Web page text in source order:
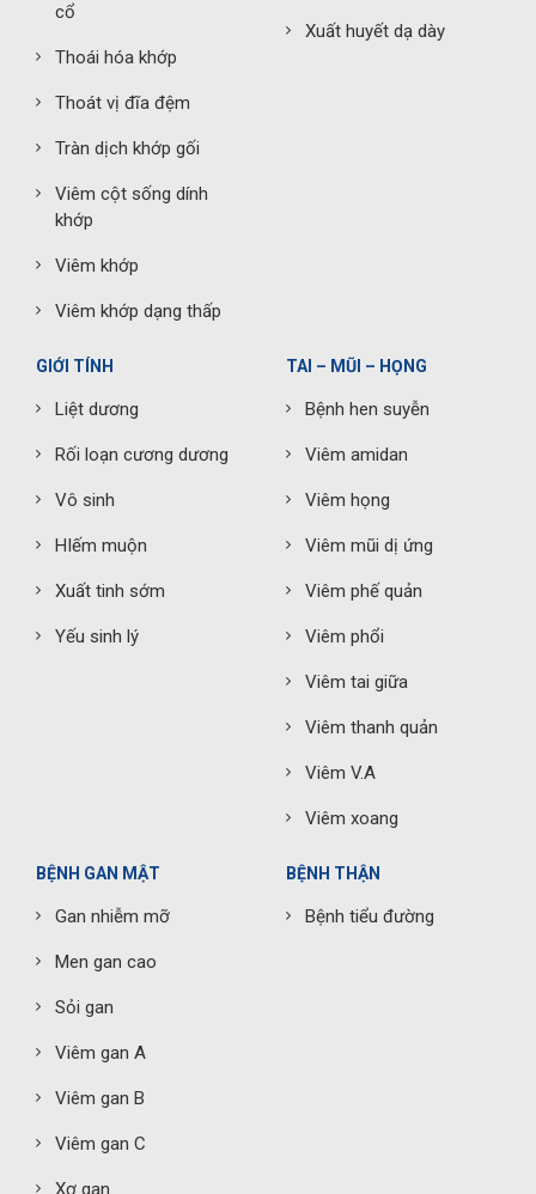
cổ
Thoái hóa khớp
Thoát vị đĩa đệm
Tràn dịch khớp gối
Viêm cột sống dính
khớp
Viêm khớp
Viêm khớp dạng thấp
Xuất huyết dạ dày
GIỚI TÍNH
Liệt dương
Rối loạn cương dương
Vô sinh
HIếm muộn
Xuất tinh sớm
Yếu sinh lý
TAI – MŨI – HỌNG
Bệnh hen suyễn
Viêm amidan
Viêm họng
Viêm mũi dị ứng
Viêm phế quản
Viêm phổi
Viêm tai giữa
Viêm thanh quản
Viêm V.A
Viêm xoang
BỆNH GAN MẬT
Gan nhiễm mỡ
Men gan cao
Sỏi gan
Viêm gan A
Viêm gan B
Viêm gan C
Xơ gan
BỆNH THẬN
Bệnh tiểu đường